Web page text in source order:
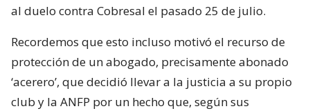
al duelo contra Cobresal el pasado 25 de julio.
Recordemos que esto incluso motivó el recurso de
protección de un abogado, precisamente abonado
‘acerero’, que decidió llevar a la justicia a su propio
club y la ANFP por un hecho que, según sus